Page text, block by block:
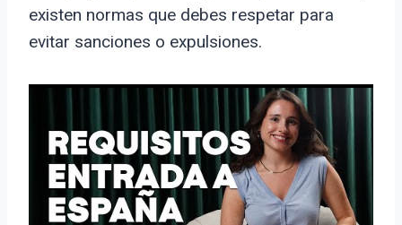
existen normas que debes respetar para
evitar sanciones o expulsiones.